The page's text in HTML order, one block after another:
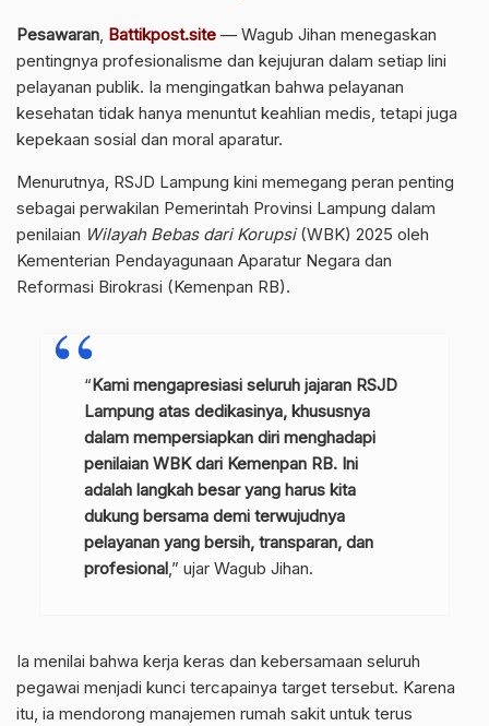
Pesawaran, Battikpost.site — Wagub Jihan menegaskan
pentingnya profesionalisme dan kejujuran dalam setiap lini
pelayanan publik. Ia mengingatkan bahwa pelayanan
kesehatan tidak hanya menuntut keahlian medis, tetapi juga
kepekaan sosial dan moral aparatur.
Menurutnya, RSJD Lampung kini memegang peran penting
sebagai perwakilan Pemerintah Provinsi Lampung dalam
penilaian Wilayah Bebas dari Korupsi(WBK) 2025 oleh
Kementerian Pendayagunaan Aparatur Negara dan
Reformasi Birokrasi (Kemenpan RB).
“Kami mengapresiasi seluruh jajaran RSJD
Lampung atas dedikasinya, khususnya
dalam mempersiapkan diri menghadapi
penilaian WBK dari Kemenpan RB. Ini
adalah langkah besar yang harus kita
dukung bersama demi terwujudnya
pelayanan yang bersih, transparan, dan
profesional,” ujar Wagub Jihan.
Ia menilai bahwa kerja keras dan kebersamaan seluruh
pegawai menjadi kunci tercapainya target tersebut. Karena
itu, ia mendorong manajemen rumah sakit untuk terus